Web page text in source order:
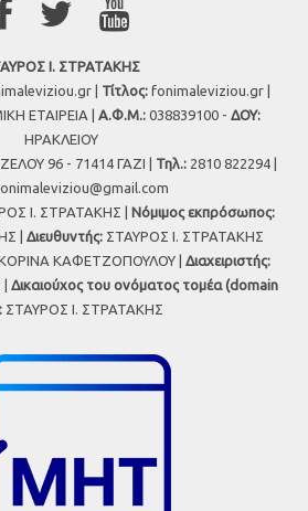
Ι. ΣΤΡΑΤΑΚΗΣ
| Τίτλος:fonimaleviziou.gr |
ΕΤΑΙΡΕΙΑ | Α.Φ.Μ.: 038839100 - ΔΟΥ:
ΗΡΑΚΛΕΙΟΥ
96 - 71414 ΓΑΖΙ | Τηλ.: 2810 822294 |
Ι. ΣΤΡΑΤΑΚΗΣ | Νόμιμος εκπρόσωπος:
| Διευθυντής:ΣΤΑΥΡΟΣ Ι. ΣΤΡΑΤΑΚΗΣ
ΚΑΦΕΤΖΟΠΟΥΛΟΥ | Διαχειριστής:
Δικαιούχος του ονόματος τομέα (domain
ΣΤΑΥΡΟΣ Ι. ΣΤΡΑΤΑΚΗΣ